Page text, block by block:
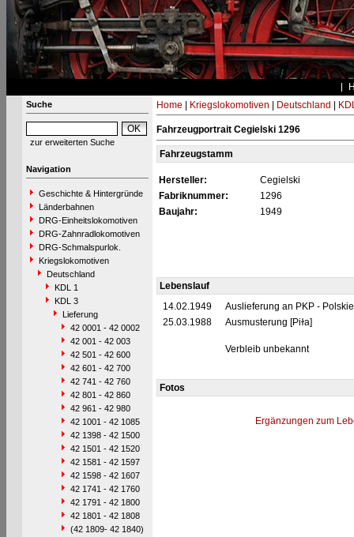
Suche
zur erweiterten Suche
Navigation
Geschichte & Hintergründe
Länderbahnen
DRG-Einheitslokomotiven
DRG-Zahnradlokomotiven
DRG-Schmalspurlok.
Kriegslokomotiven
Deutschland
KDL 1
KDL 3
Lieferung
42 0001 - 42 0002
42 001 - 42 003
42 501 - 42 600
42 601 - 42 700
42 741 - 42 760
42 801 - 42 860
42 961 - 42 980
42 1001 - 42 1085
42 1398 - 42 1500
42 1501 - 42 1520
42 1581 - 42 1597
42 1598 - 42 1607
42 1741 - 42 1760
42 1791 - 42 1800
42 1801 - 42 1808
(42 1809- 42 1840)
Home Kriegslokomotiven Deutschland
Fahrzeugportrait Cegielski 1296
Fahrzeugstamm
Hersteller:
Cegielski
Fabriknummer:
1296
Baujahr:
1949
Lebenslauf
14.02.1949
Auslieferung an PKP -
25.03.1988
Ausmusterung [Piɫa]
Verbleib unbekannt
Fotos
Ergänzungen zum